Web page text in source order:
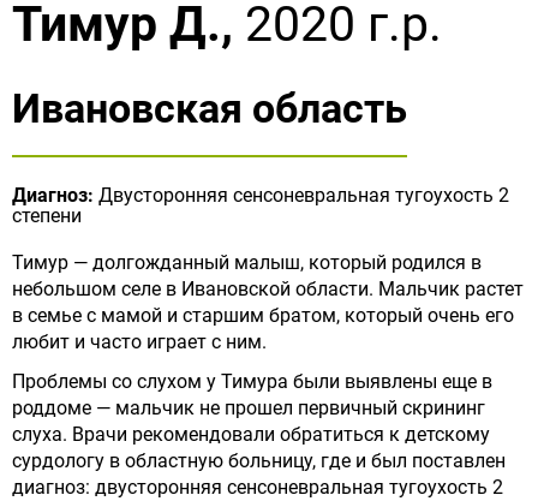
Тимур Д., 2020 г.р.
Ивановская область
Диагноз: Двусторонняя сенсоневральная тугоухость 2
степени
Тимур — долгожданный малыш, который родился в
небольшом селе в Ивановской области. Мальчик растет
в семье с мамой и старшим братом, который очень его
любит и часто играет с ним.
Проблемы со слухом у Тимура были выявлены еще в
роддоме — мальчик не прошел первичный скрининг
слуха. Врачи рекомендовали обратиться к детскому
сурдологу в областную больницу, где и был поставлен
диагноз: двусторонняя сенсоневральная тугоухость 2